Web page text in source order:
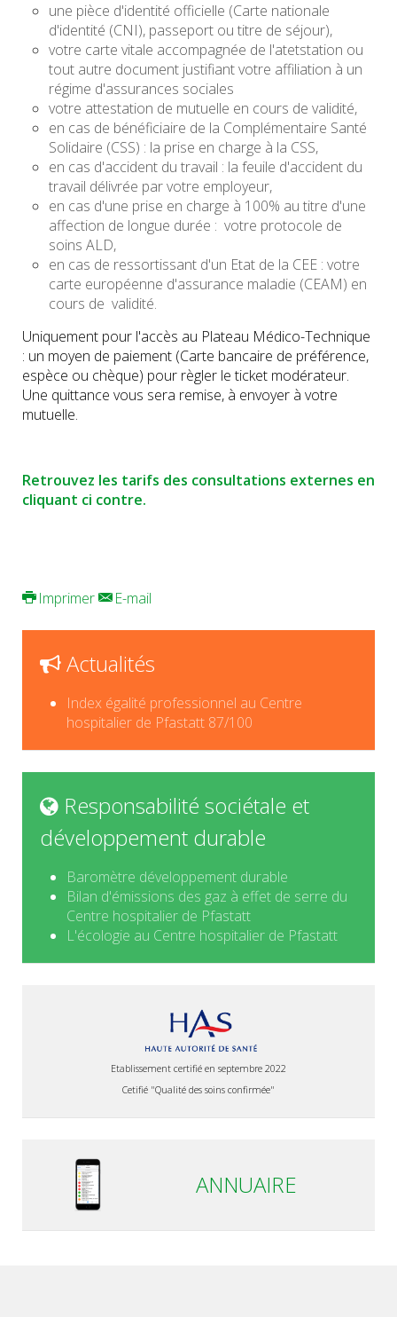
une pièce d'identité officielle (Carte nationale
d'identité (CNI), passeport ou titre de séjour),
votre carte vitale accompagnée de l'atetstation ou
tout autre document justifiant votre affiliation à un
régime d'assurances sociales
votre attestation de mutuelle en cours de validité,
en cas de bénéficiaire de la Complémentaire Santé
Solidaire (CSS) : la prise en charge à la CSS,
en cas d'accident du travail : la feuile d'accident du
travail délivrée par votre employeur,
en cas d'une prise en charge à 100% au titre d'une
affection de longue durée : votre protocole de
soins ALD,
en cas de ressortissant d'un Etat de la CEE : votre
carte européenne d'assurance maladie (CEAM) en
cours de validité.
Uniquement pour l'accès au Plateau Médico-Technique
: un moyen de paiement (Carte bancaire de préférence,
espèce ou chèque) pour règler le ticket modérateur.
Une quittance vous sera remise, à envoyer à votre
mutuelle.
Retrouvez les tarifs des consultations externes en
cliquant ci contre.
Imprimer E-mail
Actualités
Index égalité professionnel au Centre
hospitalier de Pfastatt 87/100
Responsabilité sociétale et
développement durable
Baromètre développement durable
Bilan d'émissions des gaz à effet de serre du
Centre hospitalier de Pfastatt
L'écologie au Centre hospitalier de Pfastatt
Etablissement certifié en septembre 2022
Cetifié "Qualité des soins confirmée"
ANNUAIRE